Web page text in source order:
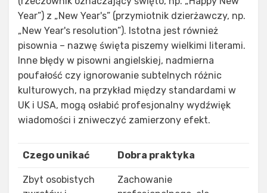
Year”) z „New Year's” (przymiotnik dzierżawczy, np.
„New Year's resolution”). Istotna jest również
pisownia – nazwę święta piszemy wielkimi literami.
Inne błędy w pisowni angielskiej, nadmierna
poufałość czy ignorowanie subtelnych różnic
kulturowych, na przykład między standardami w
UK i USA, mogą osłabić profesjonalny wydźwięk
wiadomości i zniweczyć zamierzony efekt.
Czego unikać Dobra praktyka
Zbyt osobistych
Zachowanie